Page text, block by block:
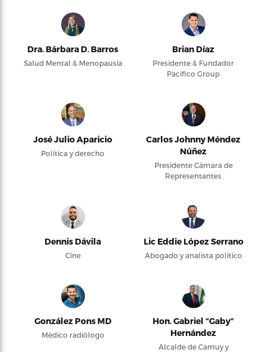
Dra. Bárbara D. Barros
Salud Mental & Menopausia
Brian Díaz
Presidente & Fundador
Pacifico Group
José Julio Aparicio
Política y derecho
Carlos Johnny Méndez
Núñez
Presidente Cámara de
Representantes
Dennis Dávila
Cine
Lic Eddie López Serrano
Abogado y analista político
González Pons MD
Médico radiólogo
Hon. Gabriel “Gaby”
Hernández
Alcalde de Camuy y